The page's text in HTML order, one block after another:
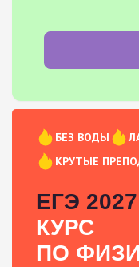
БЕЗ ВОДЫ
КРУТЫЕ
ЕГЭ
КУРС
ПО